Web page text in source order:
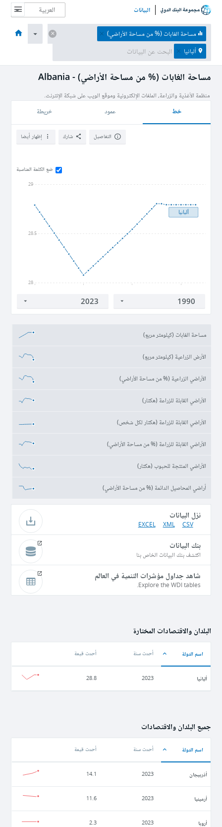
البيانات
الصفحة الرئيسية الاقتصادات الموضوعات البيانات والموارد نبذة عن مساحة الغابات (% من مساحة الأراضي)
ألبانيا
مساحة الغابات (% من مساحة الأراضي) - Albania
خط عمود خريطة
إظهار أيضا شارك التفاصيل
ضع الكلمة المناسبة
28
28.5
29
ألبانيا
مساحة الغابات (كيلومتر مربع)
‏الأرض الزراعية (كيلومتر مربع)
الأراضي الزراعية (% من مساحة الأراضي)
الأراضي القابلة للزراعة (هكتار)
الأراضي القابلة للزراعة (هكتار لكل شخص)
الأراضي القابلة للزراعة (% من مساحة الأراضي)
الأراضي المنتجة للحبوب (هكتار)
أراضي المحاصيل الدائمة (% من مساحة الأراضي)
نزل البيانات
CSV
XML
EXCEL
بنك البيانات
اكتشف بنك البيانات الخاص بنا
شاهد جداول مؤشرات التنمية في العالم
Explore the WDI tables.
البلدان والاقتصادات المختارة
اسم الدولة أحدث سنة أحدث قيمة
ألبانيا 2023
28.8
جميع البلدان والاقتصادات
اسم الدولة أحدث سنة أحدث قيمة
أذربيجان 2023
14.1
أرمينيا 2023
11.6
أروبا 2023
2.3